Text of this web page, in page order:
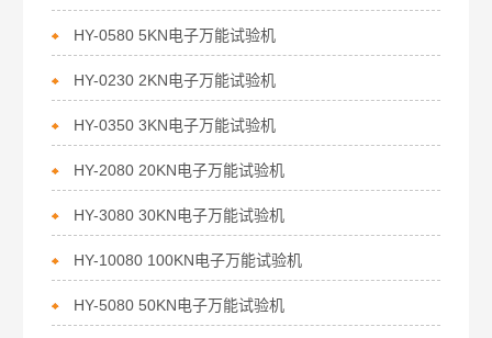
HY-0580 5KN电子万能试验机
HY-0230 2KN电子万能试验机
HY-0350 3KN电子万能试验机
HY-2080 20KN电子万能试验机
HY-3080 30KN电子万能试验机
HY-10080 100KN电子万能试验机
HY-5080 50KN电子万能试验机